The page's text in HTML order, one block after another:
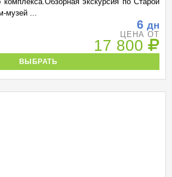
музей ...
6 дн
ЦЕНА ОТ
17 800
ВЫБРАТЬ